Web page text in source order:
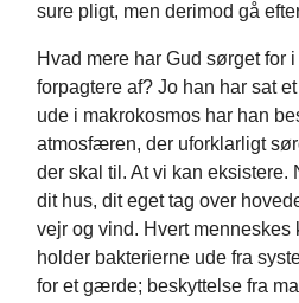
sure pligt, men derimod gå
Hvad mere har Gud sørget for
forpagtere af? Jo han har sat
ude i makrokosmos har han
atmosfæren, der uforklarligt
der skal til. At vi kan eksistere.
dit hus, dit eget tag over
vejr og vind. Hvert menneskes
holder bakterierne ude fra
for et gærde; beskyttelse fra